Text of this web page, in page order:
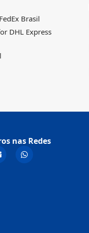
Brasil
DHL Express
nas Redes